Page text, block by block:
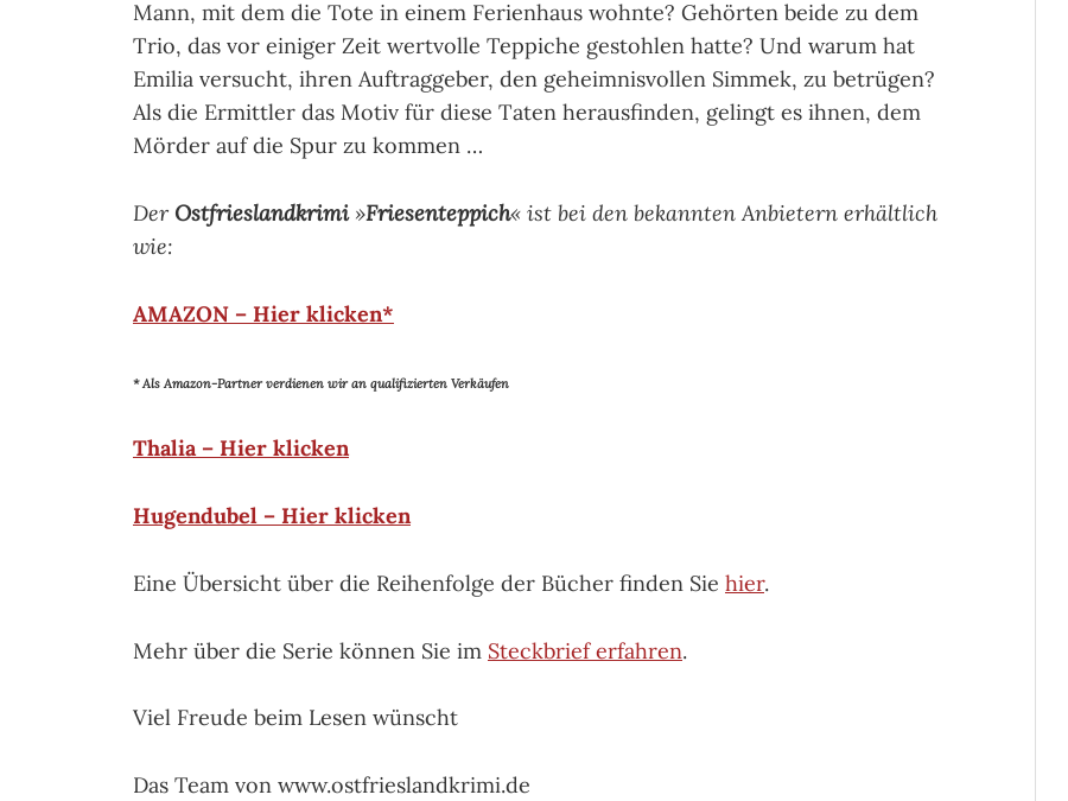
Mann, mit dem die Tote in einem Ferienhaus wohnte? Gehörten beide zu dem
Trio, das vor einiger Zeit wertvolle Teppiche gestohlen hatte? Und warum hat
Emilia versucht, ihren Auftraggeber, den geheimnisvollen Simmek, zu betrügen?
Als die Ermittler das Motiv für diese Taten herausfinden, gelingt es ihnen, dem
Mörder auf die Spur zu kommen …
Der Ostfrieslandkrimi»Friesenteppich« ist bei den bekannten Anbietern erhältlich
wie:
AMAZON – Hier klicken*
* Als Amazon-Partner verdienen wir an qualifizierten Verkäufen
Thalia – Hier klicken
Hugendubel – Hier klicken
Eine Übersicht über die Reihenfolge der Bücher finden Sie hier.
Mehr über die Serie können Sie im Steckbrief erfahren.
Viel Freude beim Lesen wünscht
Das Team von www.ostfrieslandkrimi.de